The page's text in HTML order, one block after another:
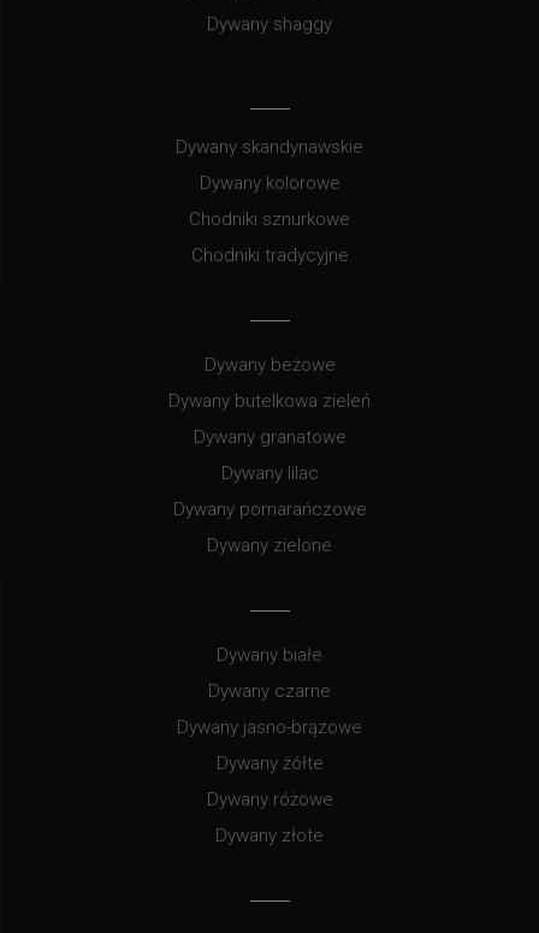
Dywany shaggy
Dywany skandynawskie
Dywany kolorowe
Chodniki sznurkowe
Chodniki tradycyjne
Dywany beżowe
Dywany butelkowa zieleń
Dywany granatowe
Dywany lilac
Dywany pomarańczowe
Dywany zielone
Dywany białe
Dywany czarne
Dywany jasno-brązowe
Dywany żółte
Dywany różowe
Dywany złote